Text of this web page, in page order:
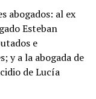
abogados: al ex
Esteban
e
y a la abogada de
de Lucía